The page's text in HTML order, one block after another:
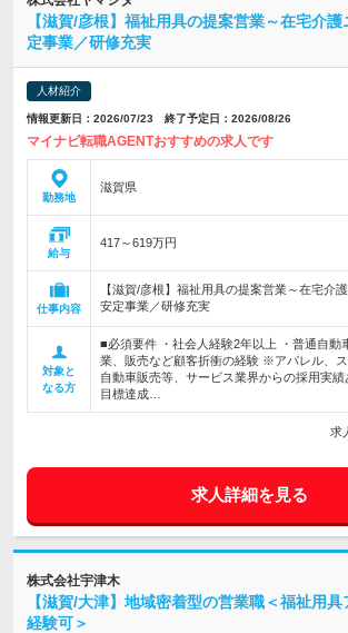
【滋賀/彦根】福祉用具の提案営業～在宅介
定事業／研修充実
人材紹介
情報更新日：2026/07/23 終了予定日：2026/08/26
マイナビ転職AGENTおすすめの求人です
勤務地
滋賀県
給与
417～619万円
仕事内容
【滋賀/彦根】福祉用具の提案営業～在宅介
安定事業／研修充実
対象と
なる方
■必須要件 ・社会人経験2年以上 ・普通自動
業、販売など顧客折衝の経験 ※アパレル、ス
自動車販売等、サービス業界からの採用実績
目標達成…
求
求人詳細を見る
株式会社宇津木
【滋賀/大津】地域密着型の営業職＜福祉用
経験可＞